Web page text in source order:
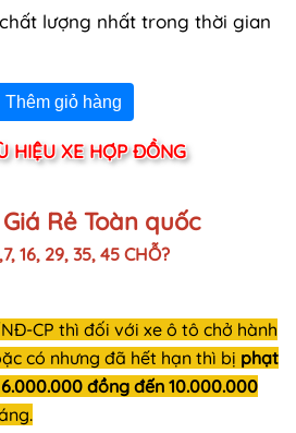
lượng nhất trong thời gian
Thêm giỏ hàng
HIỆU XE HỢP ĐỒNG
Rẻ Toàn quốc
16, 29, 35, 45 CHỖ?
CP thì đối với xe ô tô chở hành
có nhưng đã hết hạn thì bị phạt
đồng đến 10.000.000